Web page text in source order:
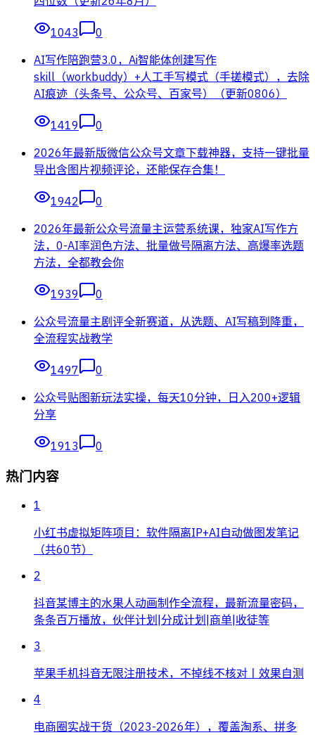
1043
0
AI写作陪跑营3.0，Ai智能体创建写作
skill（workbuddy）+人工手写模式（手搓模式），去除
AI痕迹（头条号、公众号、百家号）（更新0806）
1419
0
2026年最新版微信公众号文章下载神器，支持一键批量
导出含图片视频评论，还能保存合集！
1942
0
2026年最新公众号流量主运营系统课，独家AI写作方
法，0-AI率润色方法、批量做号隔离方法、高爆率选题
方法，全都教会你
1939
0
公众号流量主剧评全新赛道，从选题、AI写稿到降重，
全流程实战教学
1497
0
公众号贴图新玩法实操，每天10分钟，日入200+逻辑
分享
1913 0
热门内容
1
小红书虚拟矩阵项目：软件隔离IP+AI自动做图发笔记
（共60节）
2
抖音某博主的水果人动画制作全流程，最新流量密码，
条条百万播放，伙伴计划|分成计划|商单|收徒等
3
苹果手机抖音无限注册技术，不掉线不核对丨效果自测
4
电商圈实战干货（2023-2026年），覆盖淘系、拼多